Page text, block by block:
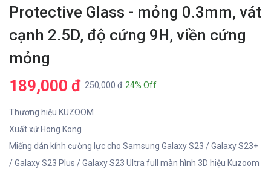
Protective Glass - mỏng 0.3mm, vát
cạnh 2.5D, độ cứng 9H, viền cứng
mỏng
189,000 đ 250,000 đ 24% Off
Thương hiệu KUZOOM
Xuất xứ Hong Kong
Miếng dán kính cường lực cho Samsung Galaxy S23 / Galaxy S23+
/ Galaxy S23 Plus / Galaxy S23 Ultra full màn hình 3D hiệu Kuzoom